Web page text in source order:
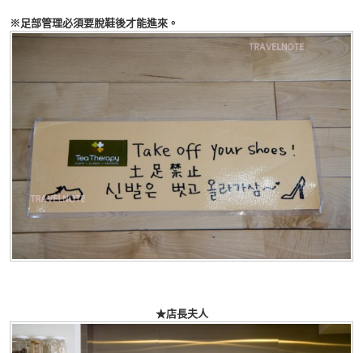
※足部管理必須要脫鞋後才能進來。
★店長夫人